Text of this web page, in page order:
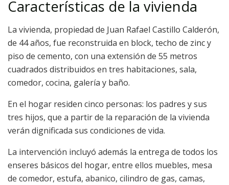
Características de la vivienda
La vivienda, propiedad de Juan Rafael Castillo Calderón,
de 44 años, fue reconstruida en block, techo de zinc y
piso de cemento, con una extensión de 55 metros
cuadrados distribuidos en tres habitaciones, sala,
comedor, cocina, galería y baño.
En el hogar residen cinco personas: los padres y sus
tres hijos, que a partir de la reparación de la vivienda
verán dignificada sus condiciones de vida.
La intervención incluyó además la entrega de todos los
enseres básicos del hogar, entre ellos muebles, mesa
de comedor, estufa, abanico, cilindro de gas, camas,